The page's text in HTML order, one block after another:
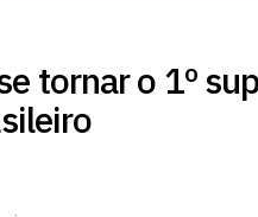
tornar o 1º